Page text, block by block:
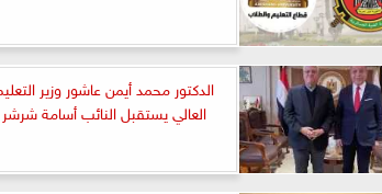
الدكتور محمد أيمن عاشور وزير
العالي يستقبل النائب أسامة شرشر